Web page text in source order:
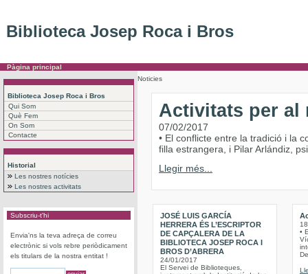
Biblioteca Josep Roca i Bros
Pàgina principal
Biblioteca Josep Roca i Bros
Qui Som
Què Fem
On Som
Contacte
Historial
Les nostres notícies
Les nostres activitats
Subscriu-t'hi
Envia'ns la teva adreça de correu
electrònic si vols rebre periòdicament
els titulars de la nostra entitat !
Noticies
Activitats per al
07/02/2017
• El conflicte entre la tradició i la
filla estrangera, i Pilar Arlándiz,
Llegir més...
JOSÉ LUIS GARCÍA
HERRERA ÉS L’ESCRIPTOR
DE CAPÇALERA DE LA
BIBLIOTECA JOSEP ROCA I
BROS D’ABRERA
24/01/2017
El Servei de Biblioteques,
•